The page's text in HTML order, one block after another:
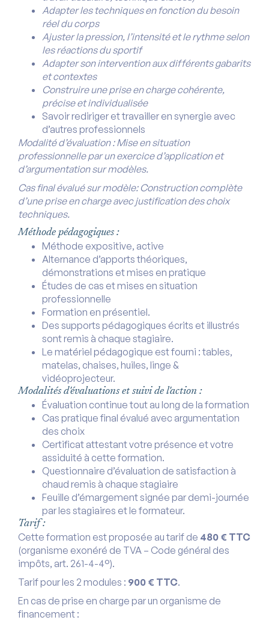
Adapter les techniques en fonction du besoin
réel du corps
Ajuster la pression, l’intensité et le rythme selon
les réactions du sportif
Adapter son intervention aux différents gabarits
et contextes
Construire une prise en charge cohérente,
précise et individualisée
Savoir rediriger et travailler en synergie avec
d’autres professionnels
Modalité d’évaluation : Mise en situation
professionnelle par un exercice d’application et
d’argumentation sur modèles.
Cas final évalué sur modèle: Construction complète
d’une prise en charge avec justification des choix
techniques.
Méthode pédagogiques :
Méthode expositive, active
Alternance d’apports théoriques,
démonstrations et mises en pratique
Études de cas et mises en situation
professionnelle
Formation en présentiel.
Des supports pédagogiques écrits et illustrés
sont remis à chaque stagiaire.
Le matériel pédagogique est fourni : tables,
matelas, chaises, huiles, linge &
vidéoprojecteur.
Modalités d'évaluations et suivi de l'action :
Évaluation continue tout au long de la formation
Cas pratique final évalué avec argumentation
des choix
Certificat attestant votre présence et votre
assiduité à cette formation.
Questionnaire d’évaluation de satisfaction à
chaud remis à chaque stagiaire
Feuille d’émargement signée par demi-journée
par les stagiaires et le formateur.
Tarif :
Cette formation est proposée au tarif de 480 € TTC
(organisme exonéré de TVA – Code général des
impôts, art. 261-4-4°).
Tarif pour les 2 modules : 900 € TTC.
En cas de prise en charge par un organisme de
financement :